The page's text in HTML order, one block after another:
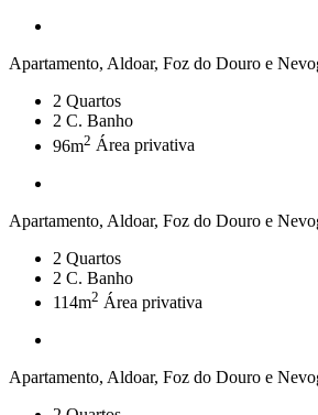
Apartamento, Aldoar, Foz do Douro e
2 Quartos
2 C. Banho
96m2 Área privativa
Apartamento, Aldoar, Foz do Douro e
2 Quartos
2 C. Banho
114m2 Área privativa
Apartamento, Aldoar, Foz do Douro e